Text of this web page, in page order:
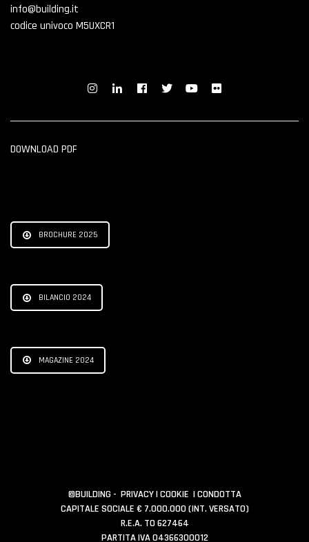
info@building.it
codice univoco M5UXCR1
DOWNLOAD PDF
BROCHURE 2025
BILANCIO 2024
MAGAZINE 2024
©BUILDING - PRIVACY|COOKIE |CONDOTTA
CAPITALE SOCIALE € 7.000.000 (INT. VERSATO)
R.E.A. TO 627464
PARTITA IVA 04366300012